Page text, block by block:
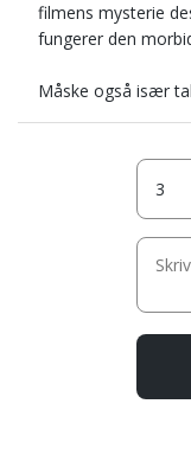
filmens mysterie
fungerer den
Måske også især